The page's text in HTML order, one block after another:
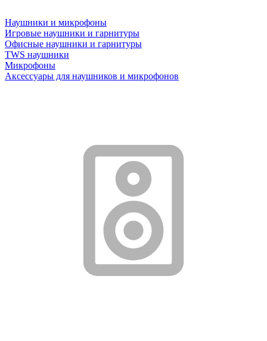
Наушники и микрофоны
Игровые наушники и гарнитуры
Офисные наушники и гарнитуры
TWS наушники
Микрофоны
Аксессуары для наушников и микрофонов